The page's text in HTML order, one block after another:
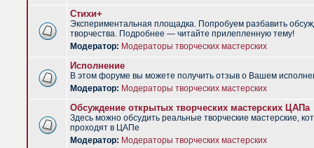
Стихи+
Экспериментальная площадка. Попробуем разбавить
творчества. Подробнее — читайте прилепленную тему!
Модератор: Модераторы творческих мастерских
Исполнение
В этом форуме вы можете получить отзыв о Вашем
Модератор: Модераторы творческих мастерских
Обсуждение открытых творческих мастерских ЦАПа
Здесь можно обсудить реальные творческие мастерские,
проходят в ЦАПе
Модератор: Модераторы творческих мастерских